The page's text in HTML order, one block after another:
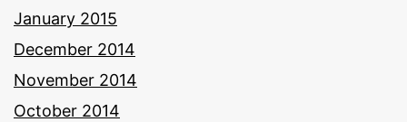
January 2015
December 2014
November 2014
October 2014